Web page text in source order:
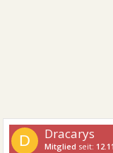
D Dracarys
Mitglied seit: